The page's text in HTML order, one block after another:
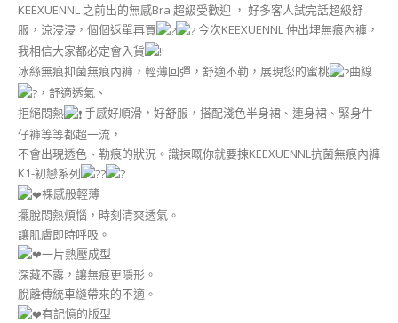
KEEXUENNL 之前出的無感Bra 超級受歡迎 ， 好多客人試完話超級舒
服，涼浸浸，個個返單再買
今次KEEXUENNL 仲出埋無痕內褲，
我相信大家都必定會入貨
冰絲無痕抑菌無痕內褲，輕薄回彈，舒適不勒，展現您的蜜桃
曲線
，舒適透氣、
拒絕悶熱
手感好順滑，好舒服，搭配淺色半身裙、連身裙、緊身牛
仔褲等等都超一流，
不會出現透色、勒痕的狀況。識揀嘅你就要揀KEEXUENNL抗菌無痕內褲
K1-初戀系列
裸感般輕薄
擺脫悶熱煩惱，時刻清爽透氣。
讓肌膚即時呼吸。
一片熱壓成型
深藏不露，讓無痕更隱形。
脫離傳統車縫帶來的不適。
有記憶的版型